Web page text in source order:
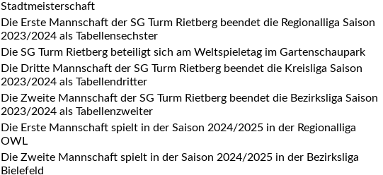
Stadtmeisterschaft
Die Erste Mannschaft der SG Turm Rietberg beendet die Regionalliga Saison
2023/2024 als Tabellensechster
Die SG Turm Rietberg beteiligt sich am Weltspieletag im Gartenschaupark
Die Dritte Mannschaft der SG Turm Rietberg beendet die Kreisliga Saison
2023/2024 als Tabellendritter
Die Zweite Mannschaft der SG Turm Rietberg beendet die Bezirksliga Saison
2023/2024 als Tabellenzweiter
Die Erste Mannschaft spielt in der Saison 2024/2025 in der Regionalliga
OWL
Die Zweite Mannschaft spielt in der Saison 2024/2025 in der Bezirksliga
Bielefeld